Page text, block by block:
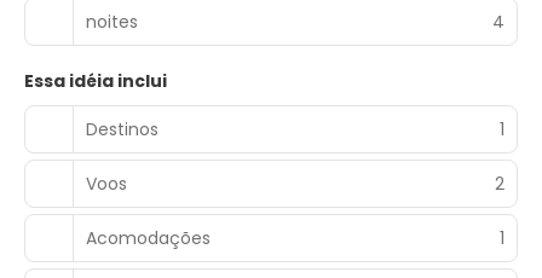
noites 4
Essa idéia inclui
Destinos
1
Voos 2
Acomodações 1